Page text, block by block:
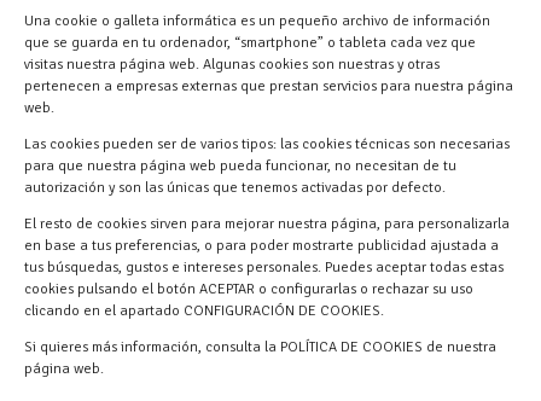
Una cookie o galleta informática es un pequeño archivo de información
que se guarda en tu ordenador, “smartphone” o tableta cada vez que
visitas nuestra página web. Algunas cookies son nuestras y otras
pertenecen a empresas externas que prestan servicios para nuestra página
web.
Las cookies pueden ser de varios tipos: las cookies técnicas son necesarias
para que nuestra página web pueda funcionar, no necesitan de tu
autorización y son las únicas que tenemos activadas por defecto.
El resto de cookies sirven para mejorar nuestra página, para personalizarla
en base a tus preferencias, o para poder mostrarte publicidad ajustada a
tus búsquedas, gustos e intereses personales. Puedes aceptar todas estas
cookies pulsando el botón ACEPTAR o configurarlas o rechazar su uso
clicando en el apartado CONFIGURACIÓN DE COOKIES.
Si quieres más información, consulta la POLÍTICA DE COOKIES de nuestra
página web.
618 59 79 72 (Solo WhatsApp)
Materiales Manuel Martín Ctra.
Turégano-Navas de Oro, 47, 40280
Navalmanzano, Segovia, ESPAÑA
Desarrollado por